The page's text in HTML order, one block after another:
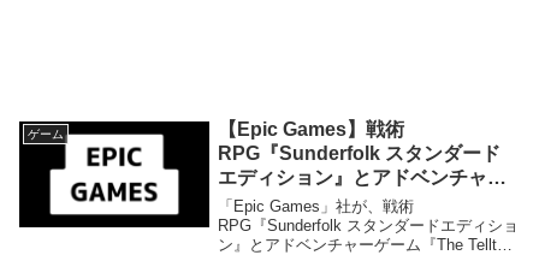
ゲーム
【Epic Games】戦術
RPG『Sunderfolk スタンダード
エディション』とアドベンチャー
ゲーム『The Telltale Batman
Shadows Edition』が来週2026年
5月22日午前0時までの期間限定で
「Epic Games」社が、戦術
RPG『Sunderfolk スタンダードエディショ
ン』とアドベンチャーゲーム『The Telltale